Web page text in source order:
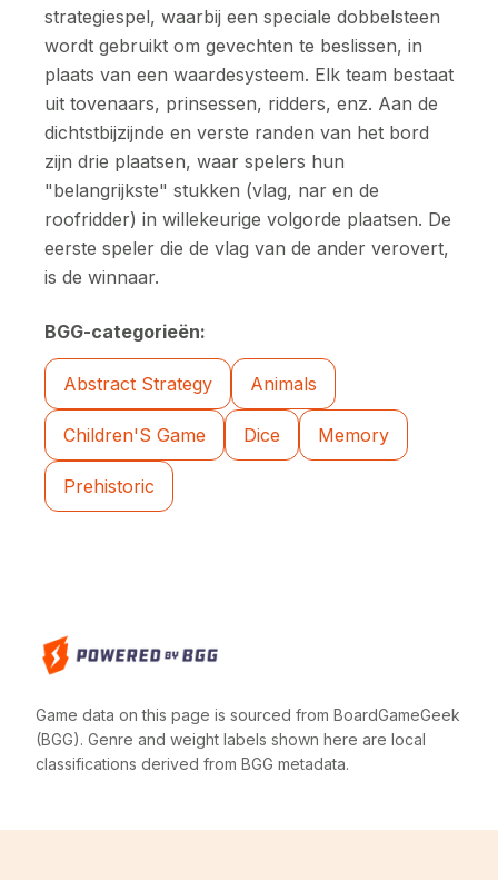
strategiespel, waarbij een speciale dobbelsteen
wordt gebruikt om gevechten te beslissen, in
plaats van een waardesysteem. Elk team bestaat
uit tovenaars, prinsessen, ridders, enz. Aan de
dichtstbijzijnde en verste randen van het bord
zijn drie plaatsen, waar spelers hun
"belangrijkste" stukken (vlag, nar en de
roofridder) in willekeurige volgorde plaatsen. De
eerste speler die de vlag van de ander verovert,
is de winnaar.
BGG-categorieën:
Abstract Strategy Animals
Children'S Game Dice Memory
Prehistoric
Game data on this page is sourced from BoardGameGeek
(BGG). Genre and weight labels shown here are local
classifications derived from BGG metadata.